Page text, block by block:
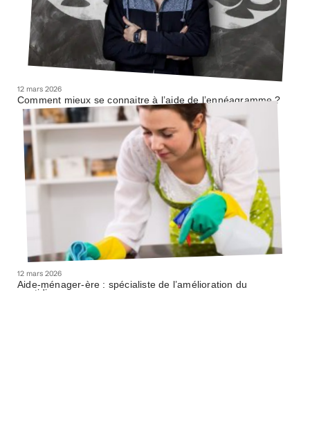
12 mars 2026
Comment mieux se connaitre à l’aide de l’ennéagramme ?
12 mars 2026
Aide-ménager-ère : spécialiste de l’amélioration du
quotidien